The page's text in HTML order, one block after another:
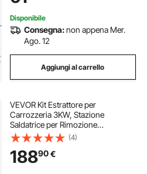
di Riparazione
Disponibile
Consegna:non appena Mer.
Ago. 12
Aggiungi al carrello
VEVOR Kit Estrattore per
Carrozzeria 3KW, Stazione
Saldatrice per Rimozione
Ammaccature a Punti 6 Modalità di
Saldatura, Kit di Strumento per
Riparazione Ammaccature
Carrozzeria per Auto Camion Moto
(4)
18890€